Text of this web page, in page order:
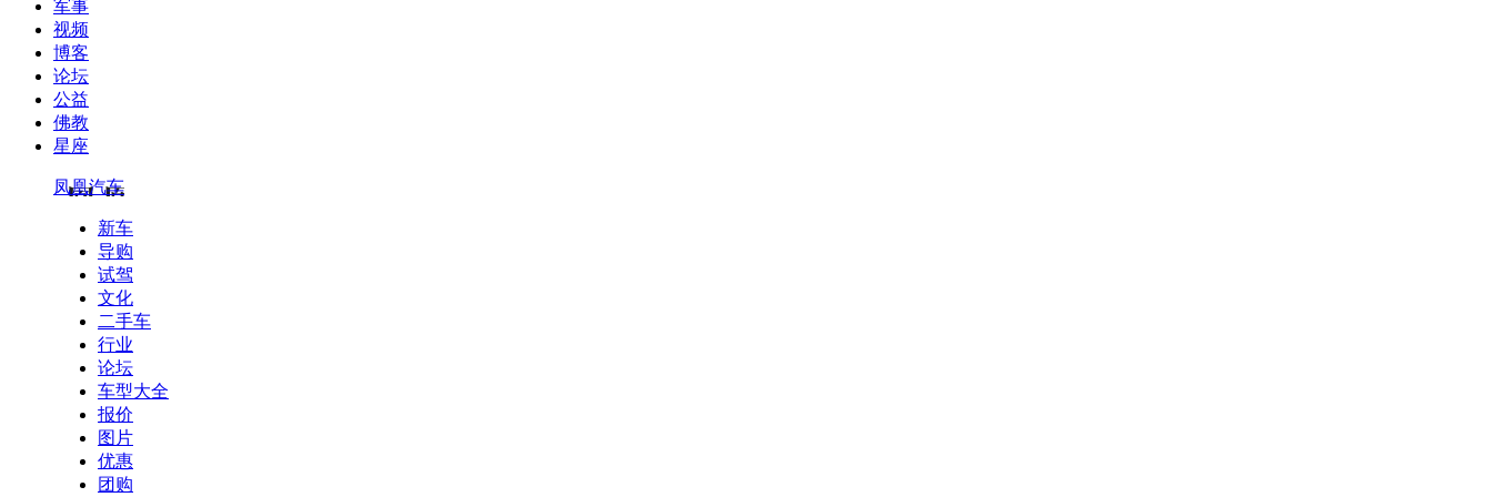
军事
视频
博客
论坛
公益
佛教
星座
凤凰汽车
新车
导购
试驾
文化
二手车
行业
论坛
车型大全
报价
图片
优惠
团购